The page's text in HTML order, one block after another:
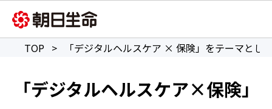
TOP > 「デジタルヘルスケア × 保険」をテーマとし
「デジタルヘルスケア×保険」